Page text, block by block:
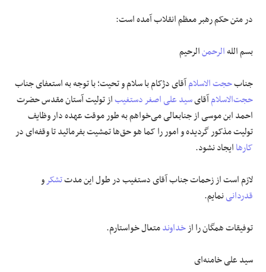
در متن حکم رهبر معظم انقلاب آمده است:
بسم اللهالرحمنالرحیم
جنابحجت الاسلامآقای دژکام با سلام و تحیت؛ با توجه به استعفای جناب
حجت‌الاسلامآقایسید علی اصغر دستغیباز تولیت آستان مقدس حضرت
احمد ابن موسی از جنابعالی می‌خواهم به طور موقت عهده دار وظایف
تولیت مذکور گردیده و امور را کما هو حق‌ها تمشیت بفرمائید تا وقفه‌ای در
کارهاایجاد نشود.
لازم است از زحمات جناب آقای دستغیب در طول این مدتتشکرو
قدردانینمایم.
توفیقات همگان را ازخداوندمتعال خواستارم.
سید علی خامنه‌ای